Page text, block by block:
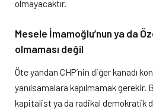
olmayacaktır.
Mesele İmamoğlu’nun ya da
olmaması değil
Öte yandan CHP’nin diğer kanadı
yanılsamalara kapılmamak gerekir.
kapitalist ya da radikal demokratik